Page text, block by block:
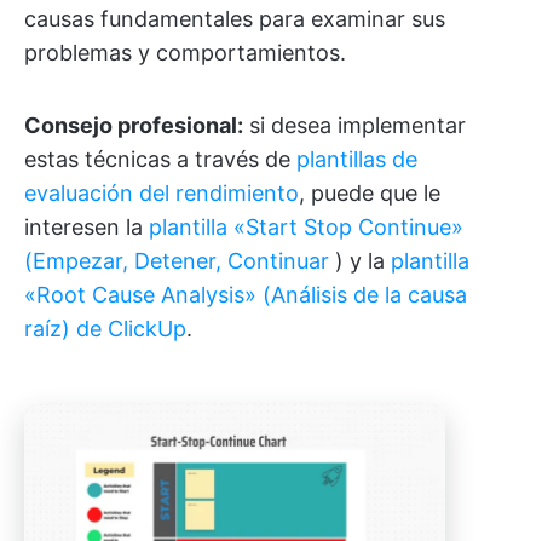
causas fundamentales para examinar sus
problemas y comportamientos.
Consejo profesional: si desea implementar
estas técnicas a través de plantillas de
evaluación del rendimiento, puede que le
interesen la plantilla «Start Stop Continue»
(Empezar, Detener, Continuar ) y la plantilla
«Root Cause Analysis» (Análisis de la causa
raíz) de ClickUp.